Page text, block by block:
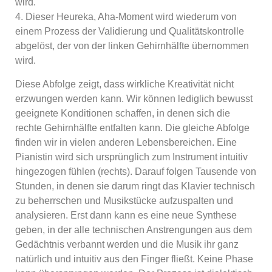
wird.
4. Dieser Heureka, Aha-Moment wird wiederum von
einem Prozess der Validierung und Qualitätskontrolle
abgelöst, der von der linken Gehirnhälfte übernommen
wird.
Diese Abfolge zeigt, dass wirkliche Kreativität nicht
erzwungen werden kann. Wir können lediglich bewusst
geeignete Konditionen schaffen, in denen sich die
rechte Gehirnhälfte entfalten kann. Die gleiche Abfolge
finden wir in vielen anderen Lebensbereichen. Eine
Pianistin wird sich ursprünglich zum Instrument intuitiv
hingezogen fühlen (rechts). Darauf folgen Tausende von
Stunden, in denen sie darum ringt das Klavier technisch
zu beherrschen und Musikstücke aufzuspalten und
analysieren. Erst dann kann es eine neue Synthese
geben, in der alle technischen Anstrengungen aus dem
Gedächtnis verbannt werden und die Musik ihr ganz
natürlich und intuitiv aus den Finger fließt. Keine Phase